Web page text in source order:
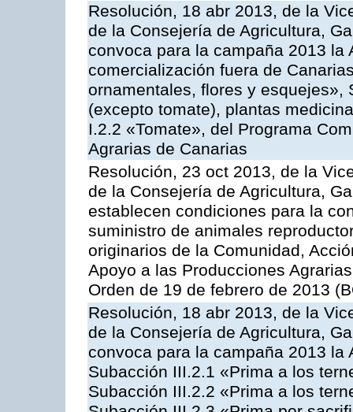
Resolución, 18 abr 2013, de la
de la Consejería de Agricultura,
convoca para la campaña 2013 la
comercialización fuera de
ornamentales, flores y esquejes»,
(excepto tomate), plantas
I.2.2 «Tomate», del Programa
Agrarias de Canarias
Resolución, 23 oct 2013, de la
de la Consejería de Agricultura,
establecen condiciones para la
suministro de animales
originarios de la Comunidad,
Apoyo a las Producciones
Orden de 19 de febrero de 2013
Resolución, 18 abr 2013, de la
de la Consejería de Agricultura,
convoca para la campaña 2013
Subacción III.2.1 «Prima a los
Subacción III.2.2 «Prima a los